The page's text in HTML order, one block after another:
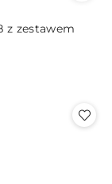
z zestawem